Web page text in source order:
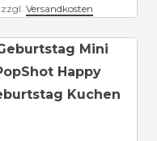
zzgl. Versandkosten
Mini
Happy
Kuchen